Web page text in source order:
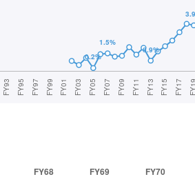
FY68 FY69 FY70